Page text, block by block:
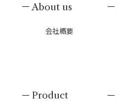
About us
会社概要
Product